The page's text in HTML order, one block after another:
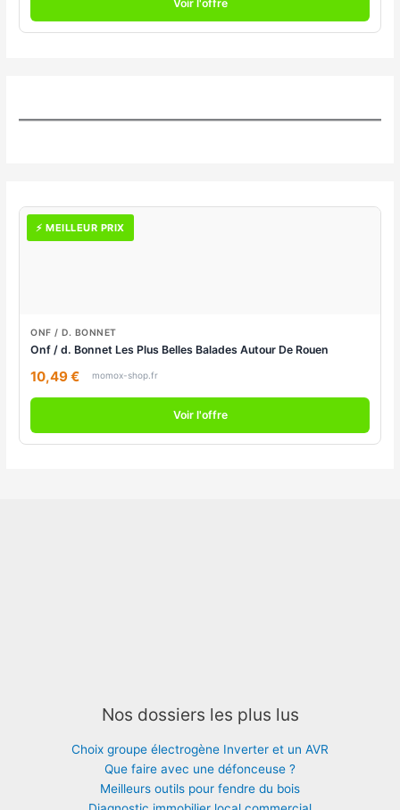
Voir l'offre
⚡ MEILLEUR PRIX
ONF / D. BONNET
Onf / d. Bonnet Les Plus Belles Balades Autour De Rouen
10,49 € momox-shop.fr
Voir l'offre
Nos dossiers les plus lus
Choix groupe électrogène Inverter et un AVR
Que faire avec une défonceuse ?
Meilleurs outils pour fendre du bois